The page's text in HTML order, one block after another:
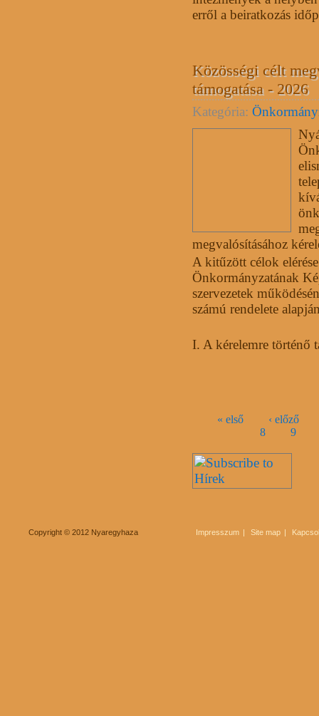
erről a beiratkozás
Közösségi célt
támogatása - 2026
Kategória:
megvalósításához
A kitűzött célok
Önkormányzatának
szervezetek
számú rendelete
I. A kérelemre történő
Oldalak
« első
‹ előző
8
9
Copyright © 2012 Nyaregyhaza Impresszum Site map